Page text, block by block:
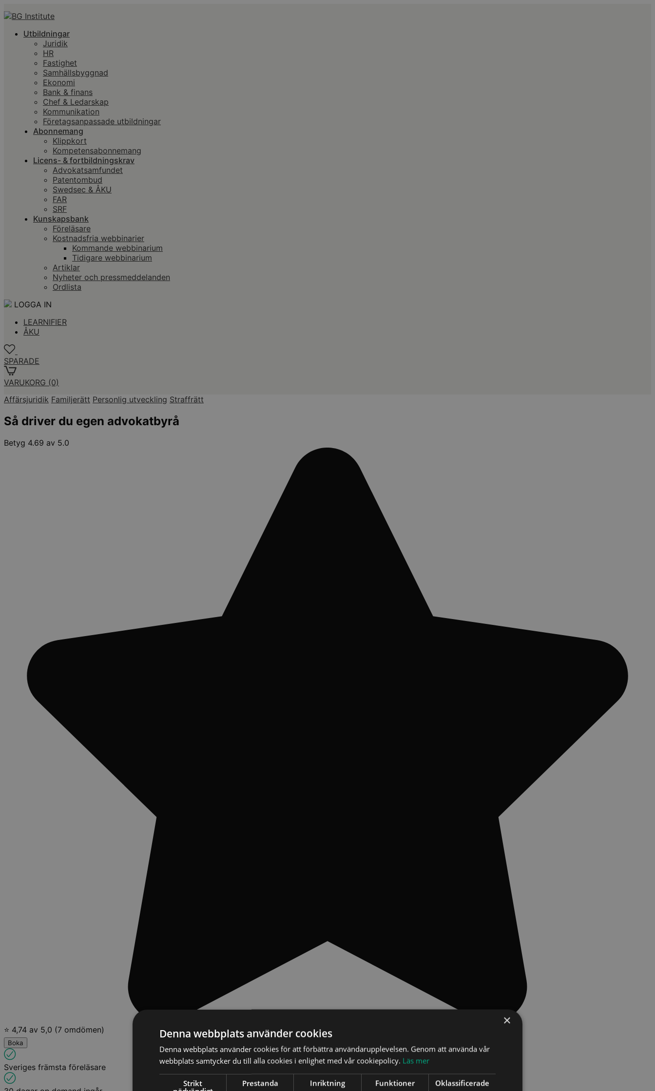
Utbildningar
Juridik
HR
Fastighet
Samhällsbyggnad
Ekonomi
Bank & finans
Chef & Ledarskap
Kommunikation
Företagsanpassade utbildningar
Abonnemang
Klippkort
Kompetensabonnemang
Licens- & fortbildningskrav
Advokatsamfundet
Patentombud
Swedsec & ÅKU
FAR
SRF
Kunskapsbank
Föreläsare
Kostnadsfria webbinarier
Kommande webbinarium
Tidigare webbinarium
Artiklar
Nyheter och pressmeddelanden
Ordlista
LOGGA IN
LEARNIFIER
ÅKU
SPARADE
VARUKORG (0)
Affärsjuridik Familjerätt Personlig utveckling Straffrätt
Så driver du egen advokatbyrå
Betyg 4.69 av 5.0
⭐ 4,74 av 5,0 (7 omdömen)
Boka
Sveriges främsta föreläsare
×
Denna webbplats använder cookies
Denna webbplats använder cookies för att förbättra användarupplevelsen. Genom att använda vår
webbplats samtycker du till alla cookies i enlighet med vår cookiepolicy. Läs mer
Strikt
Prestanda Inriktning Funktioner Oklassificerade